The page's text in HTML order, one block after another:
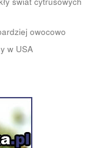
owocowo
w USA